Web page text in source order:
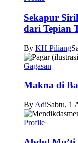
Sekapur
dari Tepian
By KH Piliang
Gagasan
Makna di
By AdiSabtu, 1
Profile